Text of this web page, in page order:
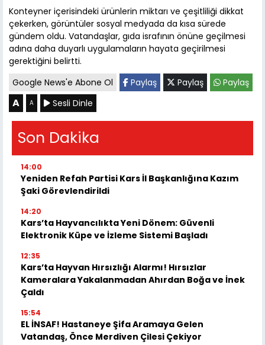
Konteyner içerisindeki ürünlerin miktarı ve çeşitliliği dikkat
çekerken, görüntüler sosyal medyada da kısa sürede
gündem oldu. Vatandaşlar, gıda israfının önüne geçilmesi
adına daha duyarlı uygulamaların hayata geçirilmesi
gerektiğini belirtti.
Google News'e Abone Ol
Paylaş Paylaş Paylaş
A A Sesli Dinle
Son Dakika
14:00
Yeniden Refah Partisi Kars İl Başkanlığına Kazım
Şaki Görevlendirildi
14:20
Kars’ta Hayvancılıkta Yeni Dönem: Güvenli
Elektronik Küpe ve İzleme Sistemi Başladı
12:35
Kars’ta Hayvan Hırsızlığı Alarmı! Hırsızlar
Kameralara Yakalanmadan Ahırdan Boğa ve İnek
Çaldı
15:54
EL İNSAF! Hastaneye Şifa Aramaya Gelen
Vatandaş, Önce Merdiven Çilesi Çekiyor